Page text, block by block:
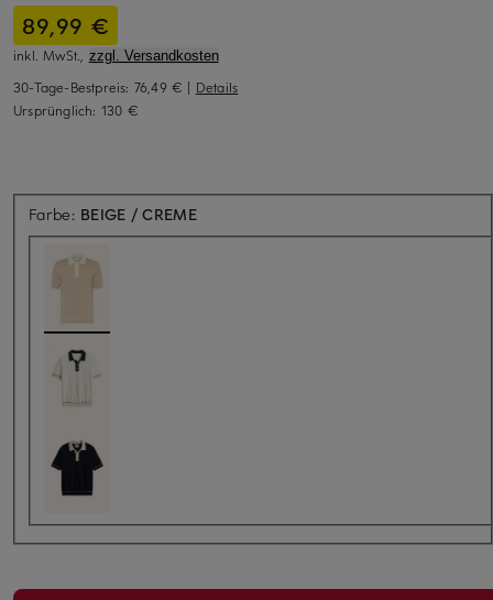
89,99 €
inkl. MwSt., zzgl. Versandkosten
30-Tage-Bestpreis: 76,49 € | Details
Ursprünglich: 130 €
Farbe: BEIGE / CREME